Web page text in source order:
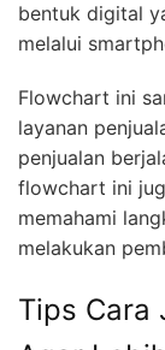
bentuk digital
melalui
Flowchart ini
layanan
penjualan
flowchart ini
memahami
melakukan
Tips Cara